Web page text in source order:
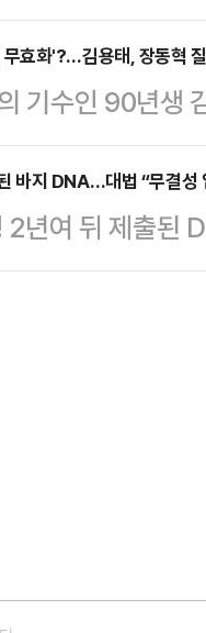
서울시장 당선
이러쿵저러쿵
공세에는 대응
것일 뿐"…
오전 11시42분
대 남성 A씨가
해 심폐소생술
가까운 곳에서
격자 등을 상대
로 계곡이나 바
읍…
효화'?…김용태, 장동혁
기수인 90년생
화 제안'을 질타
해 현실적이지
수를 연발하는
용태 국민의힘
바지 DNA…대법 “무결성
2년여 뒤 제출된
이 대법원에서